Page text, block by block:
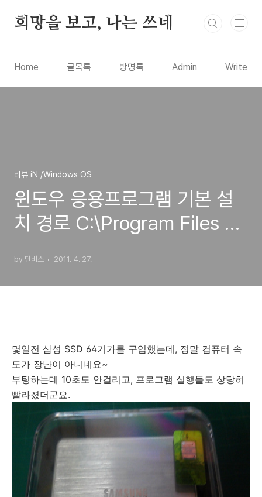
희망을 보고, 나는 쓰네
Home 글목록 방명록 Admin Write
리뷰 iN /Windows OS
윈도우 응용프로그램 기본 설
치 경로 C:\Program Files 다
by 단비스 2011. 4. 27.
몇일전 삼성 SSD 64기가를 구입했는데, 정말 컴퓨터 속
도가 장난이 아니네요~
부팅하는데 10초도 안걸리고, 프로그램 실행들도 상당히
빨라졌더군요.